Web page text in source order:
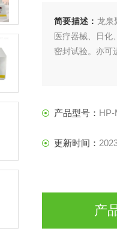
简要描述： 龙泉
医疗器械、日化
密封试验。亦可
产品型号： HP-
更新时间：
产